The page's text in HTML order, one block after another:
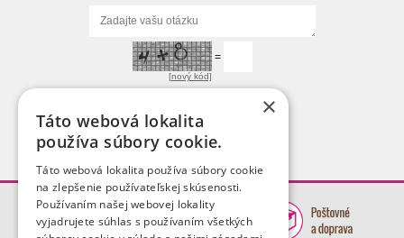
[nový kód]
=
×
Táto webová lokalita
používa súbory cookie.
Táto webová lokalita používa súbory cookie
na zlepšenie používateľskej skúsenosti.
Používaním našej webovej lokality
vyjadrujete súhlas s používaním všetkých